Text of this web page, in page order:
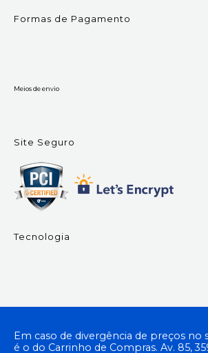
Formas de Pagamento
Meios de envio
Site Seguro
Tecnologia
Em caso de divergência de preços no
é o do Carrinho de Compras. Av. 85,